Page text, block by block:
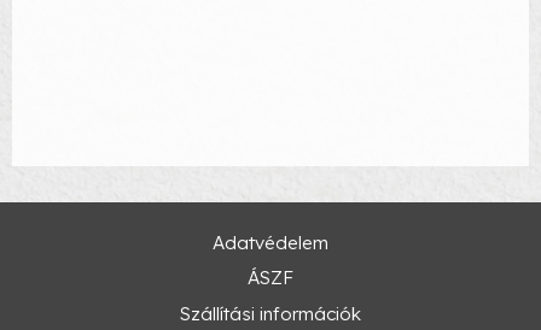
Adatvédelem
ÁSZF
Szállítási információk